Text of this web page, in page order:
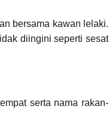
bersama kawan lelaki.
diingini seperti sesat
serta nama rakan-